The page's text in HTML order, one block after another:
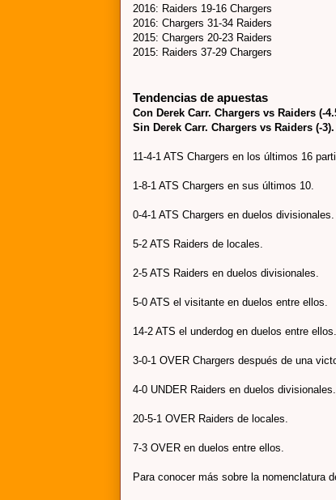
2016: Raiders 19-16 Chargers
2016: Chargers 31-34 Raiders
2015: Chargers 20-23 Raiders
2015: Raiders 37-29 Chargers
Tendencias de apuestas
Con Derek Carr. Chargers vs Raiders (-
Sin Derek Carr. Chargers vs Raiders (-3).
11-4-1 ATS Chargers en los últimos 16
1-8-1 ATS Chargers en sus últimos 10.
0-4-1 ATS Chargers en duelos divisionales.
5-2 ATS Raiders de locales.
2-5 ATS Raiders en duelos divisionales.
5-0 ATS el visitante en duelos entre ellos.
14-2 ATS el underdog en duelos entre ellos.
3-0-1 OVER Chargers después de una
4-0 UNDER Raiders en duelos divisionales.
20-5-1 OVER Raiders de locales.
7-3 OVER en duelos entre ellos.
Para conocer más sobre la nomenclatura